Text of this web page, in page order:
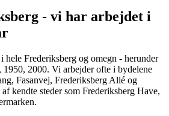
- vi har arbejdet i
hele Frederiksberg og omegn - herunder
1950, 2000. Vi arbejder ofte i bydelene
Fasanvej, Frederiksberg Allé og
kendte steder som Frederiksberg Have,